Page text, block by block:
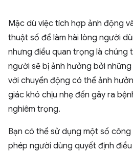
Mặc dù việc tích hợp ảnh động
thuật số để làm hài lòng người
nhưng điều quan trọng là chúng
người sẽ bị ảnh hưởng bởi
với chuyển động có thể ảnh
giác khó chịu nhẹ đến gây ra
nghiêm trọng.
Bạn có thể sử dụng một số
phép người dùng quyết định